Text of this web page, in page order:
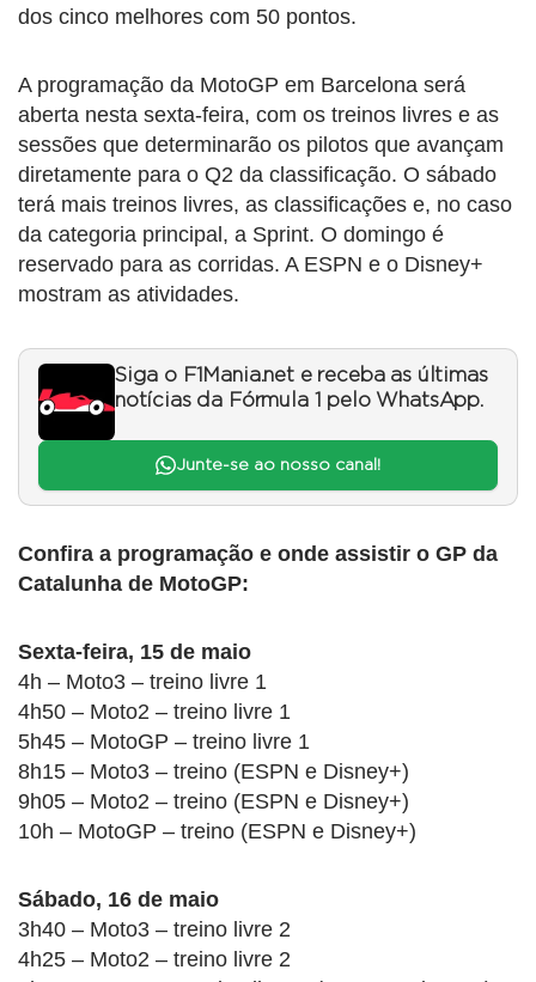
dos cinco melhores com 50 pontos.
A programação da MotoGP em Barcelona será
aberta nesta sexta-feira, com os treinos livres e as
sessões que determinarão os pilotos que avançam
diretamente para o Q2 da classificação. O sábado
terá mais treinos livres, as classificações e, no caso
da categoria principal, a Sprint. O domingo é
reservado para as corridas. A ESPN e o Disney+
mostram as atividades.
Siga o F1Mania.net e receba as últimas
notícias da Fórmula 1 pelo WhatsApp.
Junte-se ao nosso canal!
Confira a programação e onde assistir o GP da
Catalunha de MotoGP:
Sexta-feira, 15 de maio
4h – Moto3 – treino livre 1
4h50 – Moto2 – treino livre 1
5h45 – MotoGP – treino livre 1
8h15 – Moto3 – treino (ESPN e Disney+)
9h05 – Moto2 – treino (ESPN e Disney+)
10h – MotoGP – treino (ESPN e Disney+)
Sábado, 16 de maio
3h40 – Moto3 – treino livre 2
4h25 – Moto2 – treino livre 2